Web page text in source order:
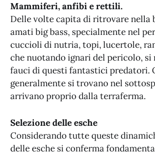
Mammiferi, anfibi e rettili.
Delle volte capita di ritrovare nella
amati big bass, specialmente nel
cuccioli di nutria, topi, lucertole,
che nuotando ignari del pericolo,
fauci di questi fantastici predatori.
generalmente si trovano nel
arrivano proprio dalla terraferma.
Selezione delle esche
Considerando tutte queste
delle esche si conferma